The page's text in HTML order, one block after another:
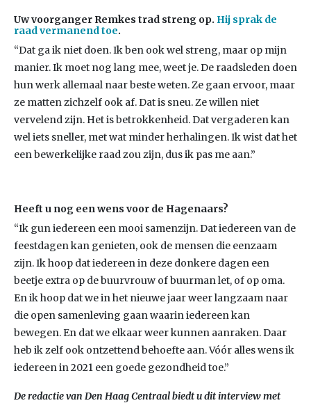
Uw voorganger Remkes trad streng op. Hij sprak de
raad vermanend toe.
“Dat ga ik niet doen. Ik ben ook wel streng, maar op mijn
manier. Ik moet nog lang mee, weet je. De raadsleden doen
hun werk allemaal naar beste weten. Ze gaan ervoor, maar
ze matten zichzelf ook af. Dat is sneu. Ze willen niet
vervelend zijn. Het is betrokkenheid. Dat vergaderen kan
wel iets sneller, met wat minder herhalingen. Ik wist dat het
een bewerkelijke raad zou zijn, dus ik pas me aan.”
Heeft u nog een wens voor de Hagenaars?
“Ik gun iedereen een mooi samenzijn. Dat iedereen van de
feestdagen kan genieten, ook de mensen die eenzaam
zijn. Ik hoop dat iedereen in deze donkere dagen een
beetje extra op de buurvrouw of buurman let, of op oma.
En ik hoop dat we in het nieuwe jaar weer langzaam naar
die open samenleving gaan waarin iedereen kan
bewegen. En dat we elkaar weer kunnen aanraken. Daar
heb ik zelf ook ontzettend behoefte aan. Vóór alles wens ik
iedereen in 2021 een goede gezondheid toe.”
De redactie van Den Haag Centraal biedt u dit interview met